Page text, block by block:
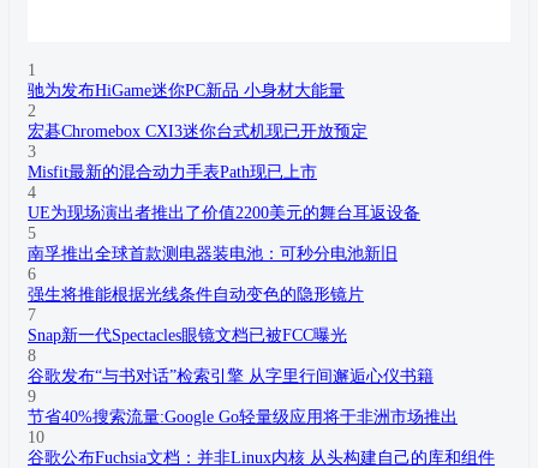
1
驰为发布HiGame迷你PC新品 小身材大能量
2
宏碁Chromebox CXI3迷你台式机现已开放预定
3
Misfit最新的混合动力手表Path现已上市
4
UE为现场演出者推出了价值2200美元的舞台耳返设备
5
南孚推出全球首款测电器装电池：可秒分电池新旧
6
强生将推能根据光线条件自动变色的隐形镜片
7
Snap新一代Spectacles眼镜文档已被FCC曝光
8
谷歌发布“与书对话”检索引擎 从字里行间邂逅心仪书籍
9
节省40%搜索流量:Google Go轻量级应用将于非洲市场推出
10
谷歌公布Fuchsia文档：并非Linux内核 从头构建自己的库和组件